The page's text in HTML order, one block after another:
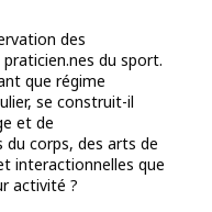
des
du sport.
que régime
se construit-il
et de
corps, des arts de
interactionnelles que
activité ?